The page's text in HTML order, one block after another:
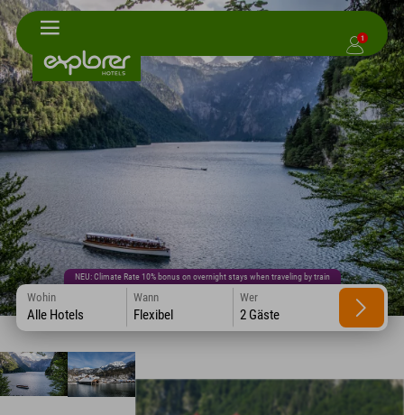
1
NEU: Climate Rate 10% bonus on overnight stays when traveling by train
Wohin
Alle Hotels
Wann
Flexibel
Wer
2 Gäste